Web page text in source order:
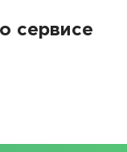
сервисе